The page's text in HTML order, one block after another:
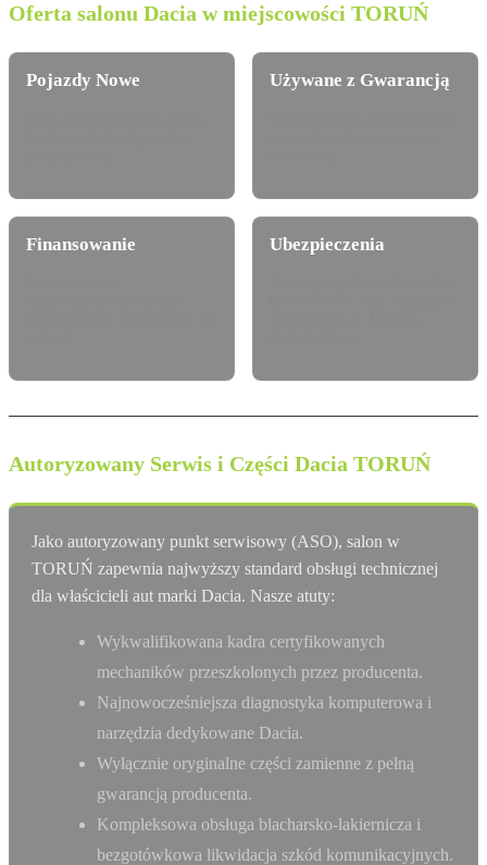
Oferta salonu Dacia w miejscowości TORUŃ
Pojazdy Nowe Używane z Gwarancją
Finansowanie Ubezpieczenia
Autoryzowany Serwis i Części Dacia TORUŃ
Jako autoryzowany punkt serwisowy (ASO), salon w
TORUŃ zapewnia najwyższy standard obsługi technicznej
dla właścicieli aut marki Dacia. Nasze atuty:
Wykwalifikowana kadra certyfikowanych
mechaników przeszkolonych przez producenta.
Najnowocześniejsza diagnostyka komputerowa i
narzędzia dedykowane Dacia.
Wyłącznie oryginalne części zamienne z pełną
gwarancją producenta.
Kompleksowa obsługa blacharsko-lakiernicza i
bezgotówkowa likwidacja szkód komunikacyjnych.